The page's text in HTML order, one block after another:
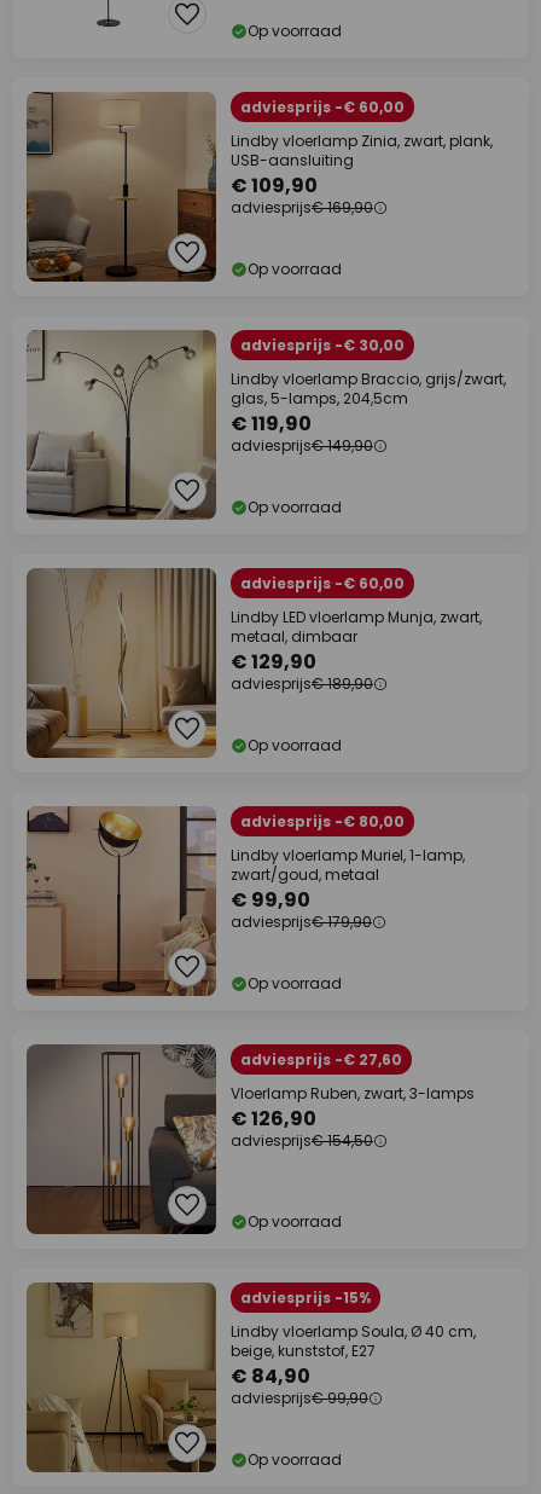
Op voorraad
adviesprijs -€ 60,00
Lindby vloerlamp Zinia, zwart, plank,
USB-aansluiting
€ 109,90
adviesprijs€ 169,90
Op voorraad
adviesprijs -€ 30,00
Lindby vloerlamp Braccio, grijs/zwart,
glas, 5-lamps, 204,5cm
€ 119,90
adviesprijs€ 149,90
Op voorraad
adviesprijs -€ 60,00
Lindby LED vloerlamp Munja, zwart,
metaal, dimbaar
€ 129,90
adviesprijs€ 189,90
Op voorraad
adviesprijs -€ 80,00
Lindby vloerlamp Muriel, 1-lamp,
zwart/goud, metaal
€ 99,90
adviesprijs€ 179,90
Op voorraad
adviesprijs -€ 27,60
Vloerlamp Ruben, zwart, 3-lamps
€ 126,90
adviesprijs€ 154,50
Op voorraad
adviesprijs -15%
Lindby vloerlamp Soula, Ø 40 cm,
beige, kunststof, E27
€ 84,90
adviesprijs€ 99,90
Op voorraad